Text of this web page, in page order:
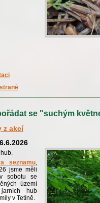
se "suchým
z akcí
seznamu
jsme měli
sobotu se
území
hub
v Tetíně.